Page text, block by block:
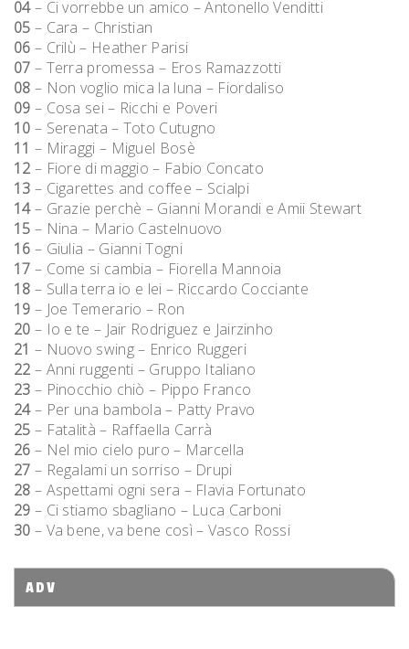
04– Ci vorrebbe un amico – Antonello Venditti
05 – Cara – Christian
06 – Crilù – Heather Parisi
07 – Terra promessa – Eros Ramazzotti
08 – Non voglio mica la luna – Fiordaliso
09 – Cosa sei – Ricchi e Poveri
10 – Serenata – Toto Cutugno
11 – Miraggi – Miguel Bosè
12 – Fiore di maggio – Fabio Concato
13 – Cigarettes and coffee – Scialpi
14– Grazie perchè – Gianni Morandi e Amii Stewart
15 – Nina – Mario Castelnuovo
16 – Giulia – Gianni Togni
17 – Come si cambia – Fiorella Mannoia
18 – Sulla terra io e lei – Riccardo Cocciante
19 – Joe Temerario – Ron
20 – Io e te – Jair Rodriguez e Jairzinho
21 – Nuovo swing – Enrico Ruggeri
22 – Anni ruggenti – Gruppo Italiano
23 – Pinocchio chiò – Pippo Franco
24– Per una bambola – Patty Pravo
25 – Fatalità – Raffaella Carrà
26 – Nel mio cielo puro – Marcella
27 – Regalami un sorriso – Drupi
28 – Aspettami ogni sera – Flavia Fortunato
29 – Ci stiamo sbagliano – Luca Carboni
30 – Va bene, va bene così – Vasco Rossi
ADV